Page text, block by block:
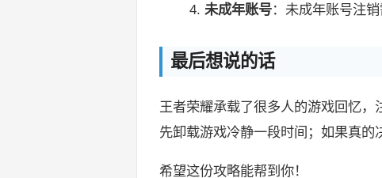
未成年账号：未成年账号注
最后想说的话
王者荣耀承载了很多人的游戏回忆
先卸载游戏冷静一段时间；如果真
希望这份攻略能帮到你！